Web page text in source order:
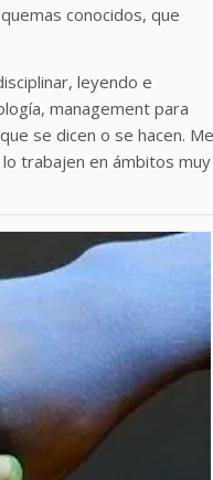
conocidos, que
leyendo e
management para
se dicen o se hacen. Me
trabajen en ámbitos muy